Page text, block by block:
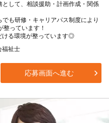
して、相談援助・計画作成・関係
も研修・キャリアパス制度により
っています！
る環境が整っています◎
福祉士
応募画面へ進む